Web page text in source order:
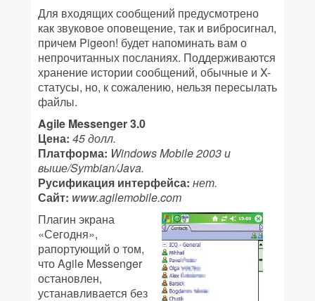
Для входящих сообщений предусмотрено
как звуковое оповещение, так и вибросигнал,
причем Pigeon! будет напоминать вам о
непрочитанных посланиях. Поддерживаются
хранение истории сообщений, обычные и X-
статусы, но, к сожалению, нельзя пересылать
файлы.
Agile Messenger 3.0
Цена: 45 долл.
Платформа: Windows Mobile 2003 и
выше/Symbian/Java.
Русификация интерфейса: нет.
Сайт: www.agilemobile.com
Плагин экрана
«Сегодня»,
рапортующий о том,
что Agile Messenger
остановлен,
устанавливается без